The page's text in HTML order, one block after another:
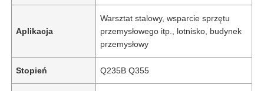
Aplikacja
Warsztat stalowy, wsparcie sprzętu
przemysłowego itp., lotnisko, budynek
przemysłowy
Stopień Q235B Q355